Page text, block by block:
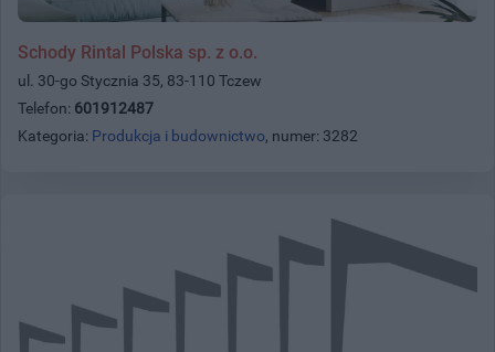
Schody Rintal Polska sp. z o.o.
ul. 30-go Stycznia 35, 83-110 Tczew
Telefon: 601912487
Kategoria: Produkcja i budownictwo, numer: 3282